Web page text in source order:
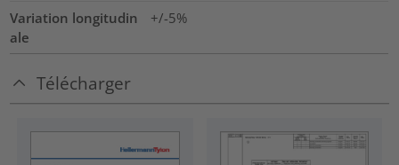
Variation longitudin
ale
+/-5%
Télécharger